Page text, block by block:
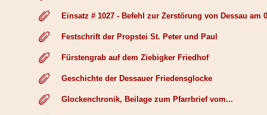
Einsatz # 1027 - Befehl zur Zerstörung von Dessau am
Festschrift der Propstei St. Peter und Paul
Fürstengrab auf dem Ziebigker Friedhof
Geschichte der Dessauer Friedensglocke
Glockenchronik, Beilage zum Pfarrbrief vom...